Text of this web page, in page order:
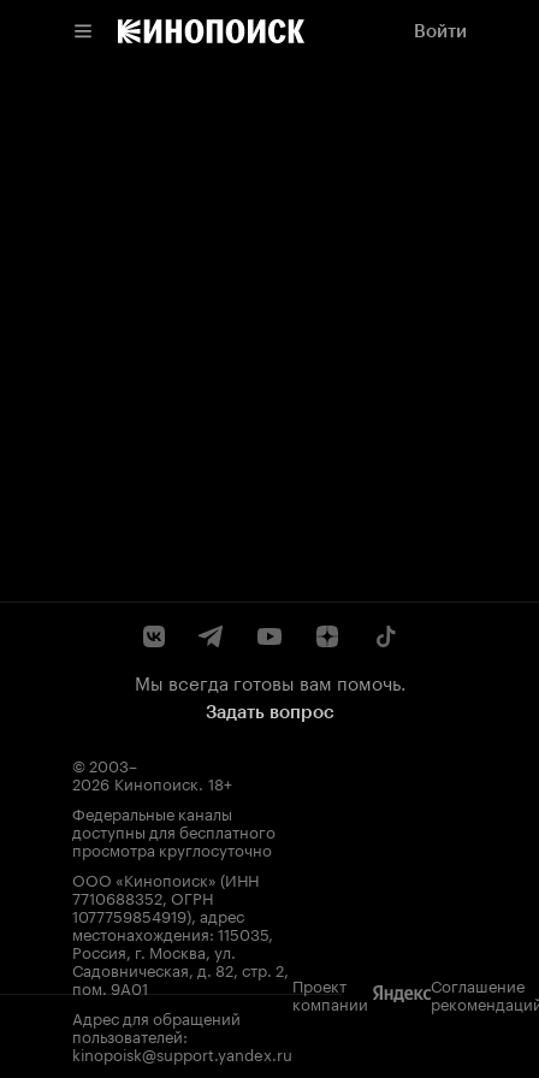
Войти
Мы всегда готовы вам помочь.
Задать вопрос
© 2003–
2026 Кинопоиск. 18+
Федеральные каналы
доступны для бесплатного
просмотра круглосуточно
ООО «Кинопоиск» (ИНН
7710688352, ОГРН
1077759854919), адрес
местонахождения: 115035,
Россия, г. Москва, ул.
Садовническая, д. 82, стр. 2,
пом. 9А01
Адрес для обращений
пользователей:
kinopoisk@support.yandex.ru
Проект
компании
Соглашение